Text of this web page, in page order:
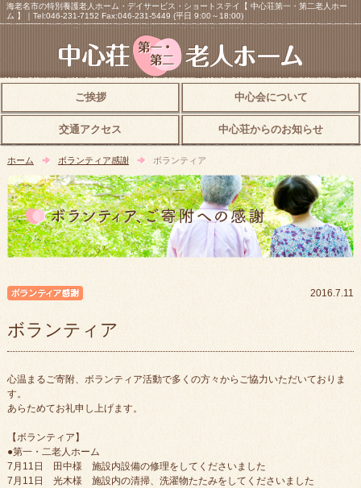
海老名市の特別養護老人ホーム・デイサービス・ショートステイ【 中心荘第一・第二老人ホー
ム 】｜Tel:046-231-7152 Fax:046-231-5449 (平日 9:00～18:00)
ご挨拶 中心会について
交通アクセス 中心荘からのお知らせ
ホーム ボランティア感謝 ボランティア
2016.7.11
ボランティア
心温まるご寄附、ボランティア活動で多くの方々からご協力いただいておりま
す。
あらためてお礼申し上げます。
【ボランティア】
●第一・二老人ホーム
7月11日 田中様 施設内設備の修理をしてくださいました
7月11日 光木様 施設内の清掃、洗濯物たたみをしてくださいました